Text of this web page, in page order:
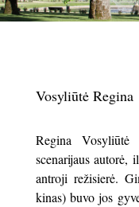
Vosyliūtė Regina
Regina
scenarijaus autorė,
antroji režisierė.
kinas) buvo jos